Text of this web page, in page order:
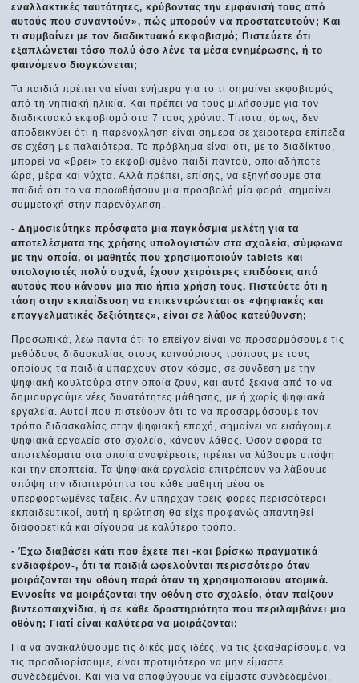
εναλλακτικές ταυτότητες, κρύβοντας την εμφάνισή τους από
αυτούς που συναντούν», πώς μπορούν να προστατευτούν; Και
τι συμβαίνει με τον διαδικτυακό εκφοβισμό; Πιστεύετε ότι
εξαπλώνεται τόσο πολύ όσο λένε τα μέσα ενημέρωσης, ή το
φαινόμενο διογκώνεται;
Τα παιδιά πρέπει να είναι ενήμερα για το τι σημαίνει εκφοβισμός
από τη νηπιακή ηλικία. Και πρέπει να τους μιλήσουμε για τον
διαδικτυακό εκφοβισμό στα 7 τους χρόνια. Τίποτα, όμως, δεν
αποδεικνύει ότι η παρενόχληση είναι σήμερα σε χειρότερα επίπεδα
σε σχέση με παλαιότερα. Το πρόβλημα είναι ότι, με το διαδίκτυο,
μπορεί να «βρει» το εκφοβισμένο παιδί παντού, οποιαδήποτε
ώρα, μέρα και νύχτα. Αλλά πρέπει, επίσης, να εξηγήσουμε στα
παιδιά ότι το να προωθήσουν μια προσβολή μία φορά, σημαίνει
συμμετοχή στην παρενόχληση.
- Δημοσιεύτηκε πρόσφατα μια παγκόσμια μελέτη για τα
αποτελέσματα της χρήσης υπολογιστών στα σχολεία, σύμφωνα
με την οποία, οι μαθητές που χρησιμοποιούν tablets και
υπολογιστές πολύ συχνά, έχουν χειρότερες επιδόσεις από
αυτούς που κάνουν μια πιο ήπια χρήση τους. Πιστεύετε ότι η
τάση στην εκπαίδευση να επικεντρώνεται σε «ψηφιακές και
επαγγελματικές δεξιότητες», είναι σε λάθος κατεύθυνση;
Προσωπικά, λέω πάντα ότι το επείγον είναι να προσαρμόσουμε τις
μεθόδους διδασκαλίας στους καινούριους τρόπους με τους
οποίους τα παιδιά υπάρχουν στον κόσμο, σε σύνδεση με την
ψηφιακή κουλτούρα στην οποία ζουν, και αυτό ξεκινά από το να
δημιουργούμε νέες δυνατότητες μάθησης, με ή χωρίς ψηφιακά
εργαλεία. Αυτοί που πιστεύουν ότι το να προσαρμόσουμε τον
τρόπο διδασκαλίας στην ψηφιακή εποχή, σημαίνει να εισάγουμε
ψηφιακά εργαλεία στο σχολείο, κάνουν λάθος. Όσον αφορά τα
αποτελέσματα στα οποία αναφέρεστε, πρέπει να λάβουμε υπόψη
και την εποπτεία. Τα ψηφιακά εργαλεία επιτρέπουν να λάβουμε
υπόψη την ιδιαιτερότητα του κάθε μαθητή μέσα σε
υπερφορτωμένες τάξεις. Αν υπήρχαν τρεις φορές περισσότεροι
εκπαιδευτικοί, αυτή η ερώτηση θα είχε προφανώς απαντηθεί
διαφορετικά και σίγουρα με καλύτερο τρόπο.
- Έχω διαβάσει κάτι που έχετε πει -και βρίσκω πραγματικά
ενδιαφέρον-, ότι τα παιδιά ωφελούνται περισσότερο όταν
μοιράζονται την οθόνη παρά όταν τη χρησιμοποιούν ατομικά.
Εννοείτε να μοιράζονται την οθόνη στο σχολείο, όταν παίζουν
βιντεοπαιχνίδια, ή σε κάθε δραστηριότητα που περιλαμβάνει μια
οθόνη; Γιατί είναι καλύτερα να μοιράζονται;
Για να ανακαλύψουμε τις δικές μας ιδέες, να τις ξεκαθαρίσουμε, να
τις προσδιορίσουμε, είναι προτιμότερο να μην είμαστε
συνδεδεμένοι. Και για να αποφύγουμε να είμαστε συνδεδεμένοι,